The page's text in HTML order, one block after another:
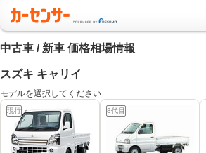
中古車 / 新車 価格相場情報
スズキ キャリイ
モデルを選択してください
現行 8代目